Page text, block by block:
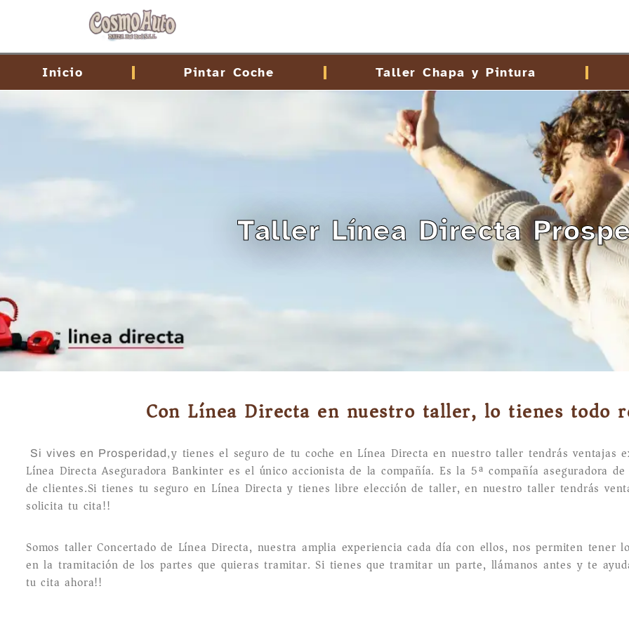
Inicio Pintar Coche Taller Chapa y Pintura
Taller Línea Directa
Con Línea Directa en nuestro taller, lo tienes todo
Si vives en Prosperidad,y tienes el seguro de tu coche en Línea Directa en nuestro taller tendrás ventajas
Línea Directa Aseguradora Bankinter es el único accionista de la compañía. Es la 5ª compañía aseguradora
de clientes.Si tienes tu seguro en Línea Directa y tienes libre elección de taller, en nuestro taller tendrás
solicita tu cita!!
Somos taller Concertado de Línea Directa, nuestra amplia experiencia cada día con ellos, nos permiten tener
en la tramitación de los partes que quieras tramitar. Si tienes que tramitar un parte, llámanos antes y te
tu cita ahora!!